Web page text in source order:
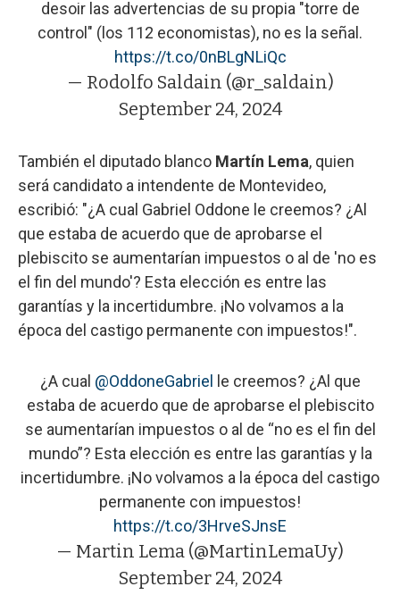
desoir las advertencias de su propia "torre de
control" (los 112 economistas), no es la señal.
https://t.co/0nBLgNLiQc
— Rodolfo Saldain (@r_saldain)
September 24, 2024
También el diputado blanco Martín Lema, quien
será candidato a intendente de Montevideo,
escribió: "¿A cual Gabriel Oddone le creemos? ¿Al
que estaba de acuerdo que de aprobarse el
plebiscito se aumentarían impuestos o al de 'no es
el fin del mundo'? Esta elección es entre las
garantías y la incertidumbre. ¡No volvamos a la
época del castigo permanente con impuestos!".
¿A cual @OddoneGabriel
le creemos? ¿Al que
estaba de acuerdo que de aprobarse el plebiscito
se aumentarían impuestos o al de “no es el fin del
mundo”? Esta elección es entre las garantías y la
incertidumbre. ¡No volvamos a la época del castigo
permanente con impuestos!
https://t.co/3HrveSJnsE
— Martin Lema (@MartinLemaUy)
September 24, 2024